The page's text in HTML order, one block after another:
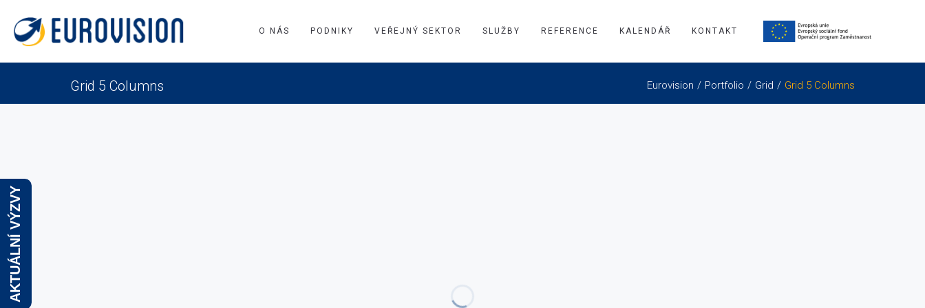
O NÁS PODNIKY VEŘEJNÝ SEKTOR SLUŽBY REFERENCE KALENDÁŘ KONTAKT
Grid 5 Columns Eurovision Portfolio Grid Grid 5 Columns
AKTUÁLNÍ VÝZVY